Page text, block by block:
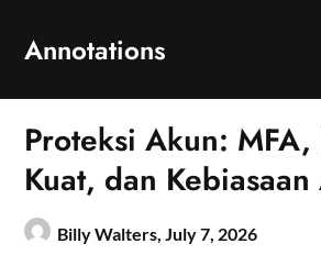
content
Annotations
Proteksi Akun: MFA,
Kuat, dan Kebiasaan
Billy Walters,July 7, 2026